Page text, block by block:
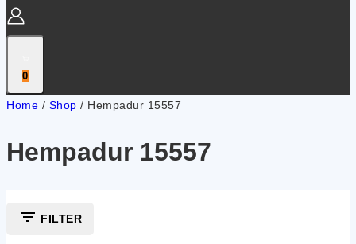
0
Home / Shop / Hempadur 15557
Hempadur 15557
FILTER